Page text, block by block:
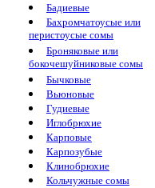
Бадиевые
Бахромчатоусые или
перистоусые сомы
Броняковые или
бокочешуйниковые сомы
Бычковые
Вьюновые
Гудиевые
Иглобрюхие
Карповые
Карпозубые
Клинобрюхие
Кольчужные сомы